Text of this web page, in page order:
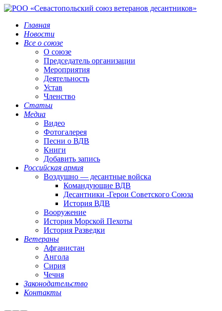
Главная
Новости
Все о союзе
О союзе
Председатель организации
Мероприятия
Деятельность
Устав
Членство
Статьи
Медиа
Видео
Фотогалерея
Песни о ВДВ
Книги
Добавить запись
Российская армия
Воздушно — десантные войска
Командующие ВДВ
Десантники -Герои Советского Союза
История ВДВ
Вооружение
История Морской Пехоты
История Разведки
Ветераны
Афганистан
Ангола
Сирия
Чечня
Законодательство
Контакты